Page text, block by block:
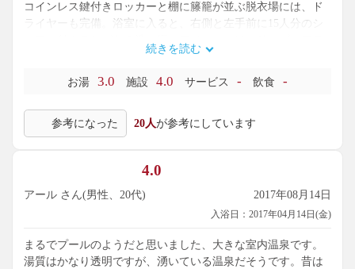
コインレス鍵付きロッカーと棚に籐籠が並ぶ脱衣場には、ド
ライヤーも完備。浴室に入ると、右側と左手前に15人分のシ
ャワー付カランがある洗い場。アメニティは、リーブルアロ
左側に28人サイズのタイル張り石枠内湯があり、無色透明の
温泉法第２条適合泉（源泉名: 大岩湯神子温泉）が満ちていま
す。メタケイ酸の項で該当。泉温21.5℃を加温して、42℃強位
で供給。肌がややスベスベする浴感です。加水無し、循環・
つ付いており、湯口の湯を口に含むも、無味無臭です。
続いて、外の露天風呂へ。土・日・祝日のみ入れます。東屋
風の屋根が付いた5人サイズの石造り浴槽で、こちらも42℃強
位。囲まれて景色は見えませんが、ちょっと早く開いたので
少しの間だけ貸切状態でまったりできました。
続きを読む
お湯 3.0 施設 4.0 サービス - 飲食 -
参考になった 20人が参考にしています
4.0
アール さん(男性、20代) 2017年08月14日
入浴日：2017年04月14日(金)
まるでプールのようだと思いました、大きな室内温泉です。
湯質はかなり透明ですが、湧いている温泉だそうです。昔は